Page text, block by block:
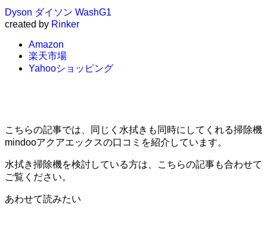
Dyson ダイソン WashG1
created by Rinker
Amazon
楽天市場
Yahooショッピング
こちらの記事では、同じく水拭きも同時にしてくれる掃除機
mindooアクアエックスの口コミを紹介しています。
水拭き掃除機を検討している方は、こちらの記事も合わせて
ご覧ください。
あわせて読みたい